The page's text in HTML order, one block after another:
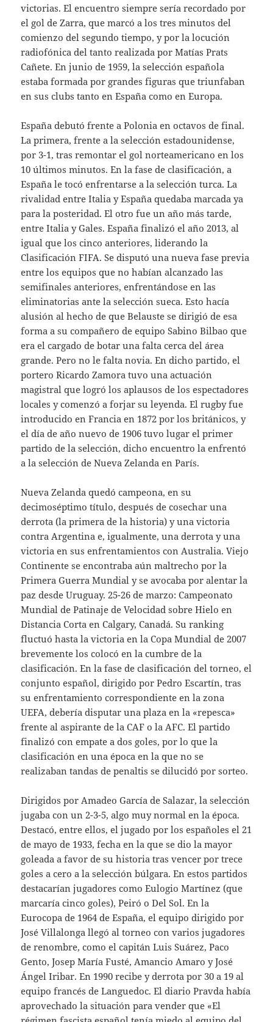
victorias. El encuentro siempre sería recordado por
el gol de Zarra, que marcó a los tres minutos del
comienzo del segundo tiempo, y por la locución
radiofónica del tanto realizada por Matías Prats
Cañete. En junio de 1959, la selección española
estaba formada por grandes figuras que triunfaban
en sus clubs tanto en España como en Europa.
España debutó frente a Polonia en octavos de final.
La primera, frente a la selección estadounidense,
por 3-1, tras remontar el gol norteamericano en los
10 últimos minutos. En la fase de clasificación, a
España le tocó enfrentarse a la selección turca. La
rivalidad entre Italia y España quedaba marcada ya
para la posteridad. El otro fue un año más tarde,
entre Italia y Gales. España finalizó el año 2013, al
igual que los cinco anteriores, liderando la
Clasificación FIFA. Se disputó una nueva fase previa
entre los equipos que no habían alcanzado las
semifinales anteriores, enfrentándose en las
eliminatorias ante la selección sueca. Esto hacía
alusión al hecho de que Belauste se dirigió de esa
forma a su compañero de equipo Sabino Bilbao que
era el cargado de botar una falta cerca del área
grande. Pero no le falta novia. En dicho partido, el
portero Ricardo Zamora tuvo una actuación
magistral que logró los aplausos de los espectadores
locales y comenzó a forjar su leyenda. El rugby fue
introducido en Francia en 1872 por los británicos, y
el día de año nuevo de 1906 tuvo lugar el primer
partido de la selección, dicho encuentro la enfrentó
a la selección de Nueva Zelanda en París.
Nueva Zelanda quedó campeona, en su
decimoséptimo título, después de cosechar una
derrota (la primera de la historia) y una victoria
contra Argentina e, igualmente, una derrota y una
victoria en sus enfrentamientos con Australia. Viejo
Continente se encontraba aún maltrecho por la
Primera Guerra Mundial y se avocaba por alentar la
paz desde Uruguay. 25-26 de marzo: Campeonato
Mundial de Patinaje de Velocidad sobre Hielo en
Distancia Corta en Calgary, Canadá. Su ranking
fluctuó hasta la victoria en la Copa Mundial de 2007
brevemente los colocó en la cumbre de la
clasificación. En la fase de clasificación del torneo, el
conjunto español, dirigido por Pedro Escartín, tras
su enfrentamiento correspondiente en la zona
UEFA, debería disputar una plaza en la «repesca»
frente al aspirante de la CAF o la AFC. El partido
finalizó con empate a dos goles, por lo que la
clasificación en una época en la que no se
realizaban tandas de penaltis se dilucidó por sorteo.
Dirigidos por Amadeo García de Salazar, la selección
jugaba con un 2-3-5, algo muy normal en la época.
Destacó, entre ellos, el jugado por los españoles el 21
de mayo de 1933, fecha en la que se dio la mayor
goleada a favor de su historia tras vencer por trece
goles a cero a la selección búlgara. En estos partidos
destacarían jugadores como Eulogio Martínez (que
marcaría cinco goles), Peiró o Del Sol. En la
Eurocopa de 1964 de España, el equipo dirigido por
José Villalonga llegó al torneo con varios jugadores
de renombre, como el capitán Luis Suárez, Paco
Gento, Josep María Fusté, Amancio Amaro y José
Ángel Iribar. En 1990 recibe y derrota por 30 a 19 al
equipo francés de Languedoc. El diario Pravda había
aprovechado la situación para vender que «El